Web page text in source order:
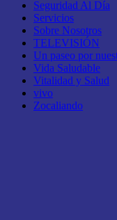
Seguridad Al Día
Servicios
Sobre Nosotros
TELEVISIÓN
Un paseo por
Vida Saludable
Vitalidad y Salud
vivo
Zocaliando